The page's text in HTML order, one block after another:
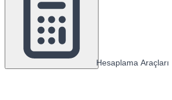
Hesaplama Araçları